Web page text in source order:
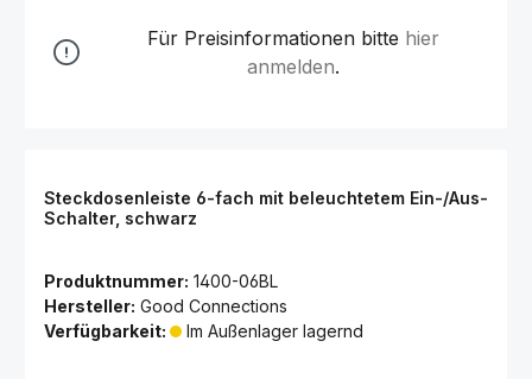
Für Preisinformationen bitte hier
anmelden.
Steckdosenleiste 6-fach mit beleuchtetem Ein-/Aus-
Schalter, schwarz
Produktnummer: 1400-06BL
Hersteller: Good Connections
Verfügbarkeit:
Im Außenlager lagernd